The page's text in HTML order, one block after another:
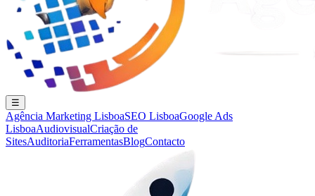
☰
Agência Marketing LisboaSEO LisboaGoogle Ads
LisboaAudiovisualCriação de
SitesAuditoriaFerramentasBlogContacto